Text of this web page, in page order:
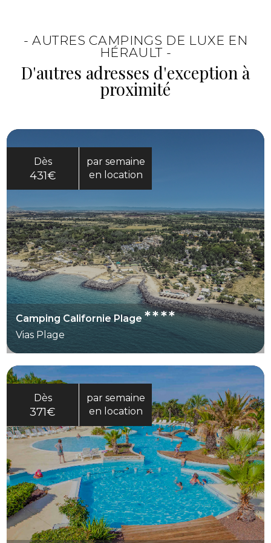
son rythme, dans une ambiance simple et
- AUTRES CAMPINGS DE LUXE EN
HÉRAULT -
D'autres adresses d'exception à
proximité
Dès
431€
par semaine
en location
Camping Californie Plage****
Vias Plage
Dès
371€
par semaine
en location